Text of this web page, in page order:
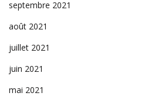
septembre 2021
août 2021
juillet 2021
juin 2021
mai 2021